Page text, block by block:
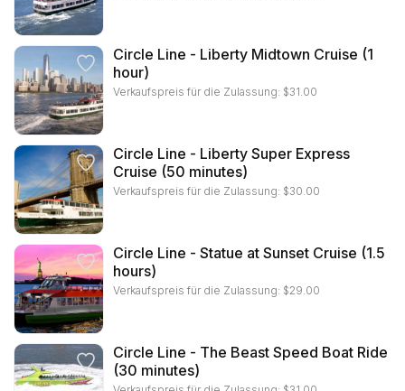
Circle Line - Liberty Midtown Cruise (1
hour)
Verkaufspreis für die Zulassung: $31.00
Circle Line - Liberty Super Express
Cruise (50 minutes)
Verkaufspreis für die Zulassung: $30.00
Circle Line - Statue at Sunset Cruise (1.5
hours)
Verkaufspreis für die Zulassung: $29.00
Circle Line - The Beast Speed Boat Ride
(30 minutes)